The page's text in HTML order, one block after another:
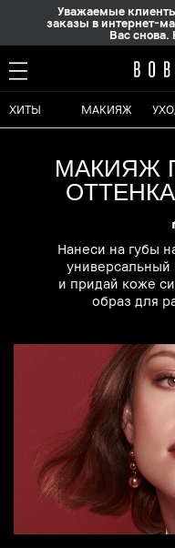
Уважаемые
заказы в интернет-
Вас
ХИТЫ МАКИЯЖ
МАКИЯЖ
Нанеси на губы
и придай коже
образ для